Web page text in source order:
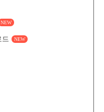
NEW
드 NEW